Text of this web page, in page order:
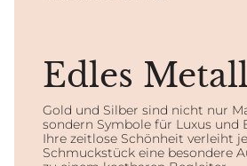
Edles Metall
Gold und Silber sind nicht nur
sondern Symbole für Luxus und
Ihre zeitlose Schönheit verleiht
Schmuckstück eine besondere